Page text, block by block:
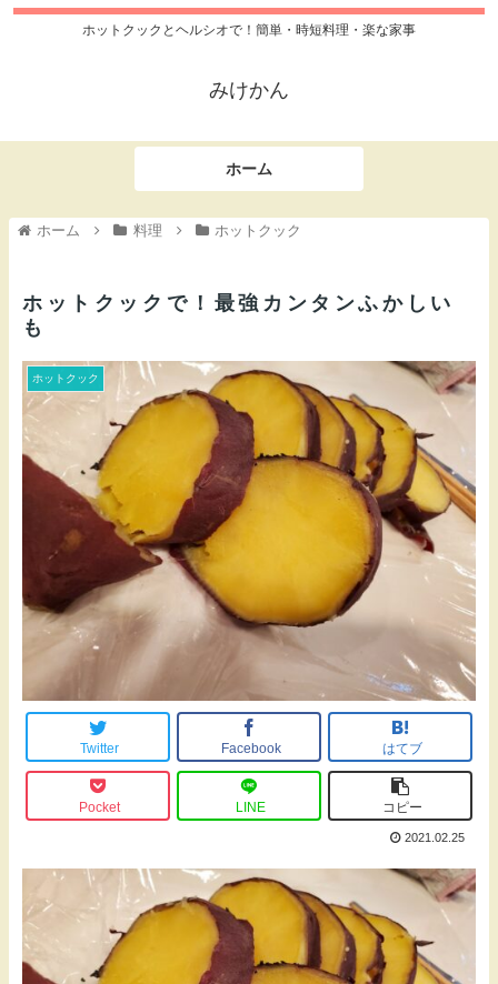
ホットクックとヘルシオで！簡単・時短料理・楽な家事
みけかん
ホーム
ホーム 料理 ホットクック
ホットクックで！最強カンタンふかしい
も
ホットクック
Twitter Facebook はてブ
Pocket LINE コピー
2021.02.25